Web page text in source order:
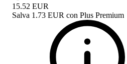
15.52 EUR
Salva 1.73 EUR con Plus Premium